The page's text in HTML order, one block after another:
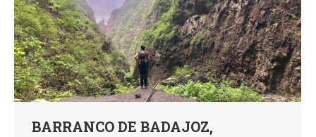
BARRANCO DE BADAJOZ,